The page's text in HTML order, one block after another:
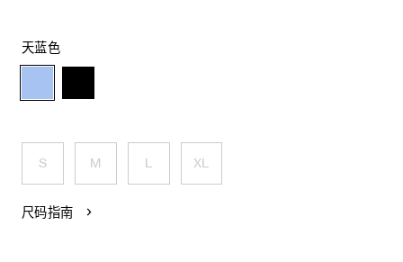
天蓝色
S M L XL
尺码指南